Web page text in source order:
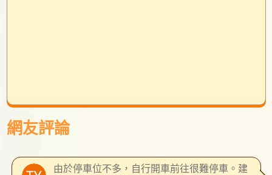
網友評論
由於停車位不多，自行開車前往很難停車。建